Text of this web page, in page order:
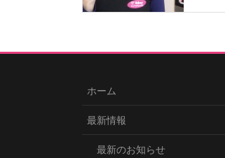
ホーム
最新情報
最新のお知らせ